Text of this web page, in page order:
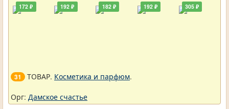
172 ₽ 192 ₽ 182 ₽ 192 ₽ 305 ₽
31 ТОВАР. Косметика и парфюм.
Орг: Дамское счастье